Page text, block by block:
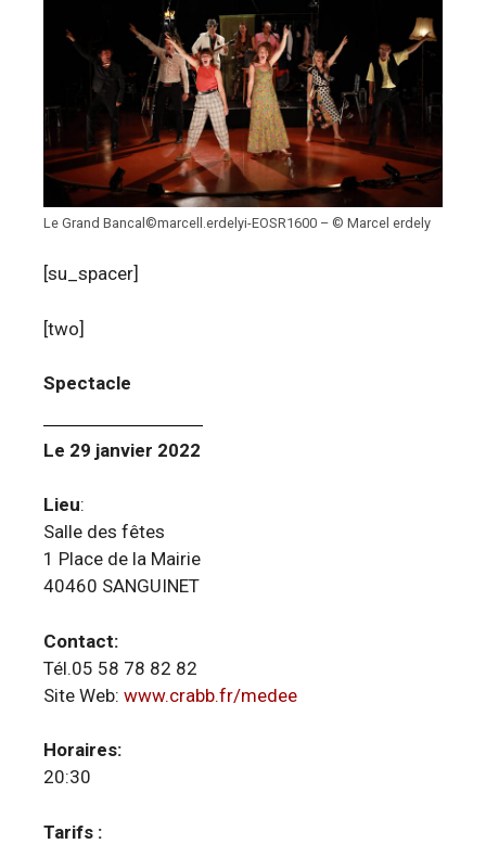
Le Grand Bancal©marcell.erdelyi-EOSR1600 – © Marcel erdely
[su_spacer]
[two]
Spectacle
Le 29 janvier 2022
Lieu:
Salle des fêtes
1 Place de la Mairie
40460 SANGUINET
Contact:
Tél.05 58 78 82 82
Site Web: www.crabb.fr/medee
Horaires:
20:30
Tarifs :